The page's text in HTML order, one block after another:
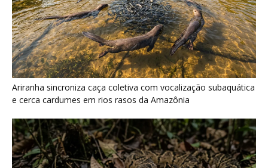
Ariranha sincroniza caça coletiva com vocalização subaquática
e cerca cardumes em rios rasos da Amazônia